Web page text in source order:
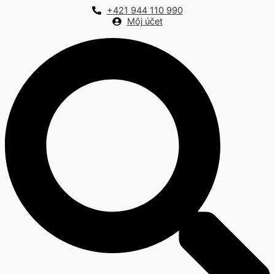
+421 944 110 990
Môj účet